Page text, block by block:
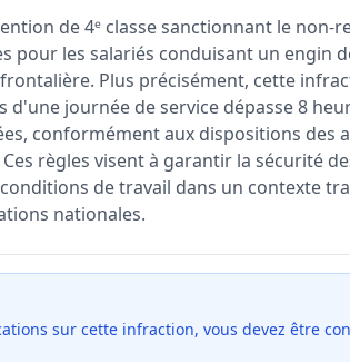
de 4ᵉ classe sanctionnant le non-
pour les salariés conduisant un engin
Plus précisément, cette
journée de service dépasse 8
conformément aux dispositions des
règles visent à garantir la sécurité
de travail dans un contexte
nationales.
sur cette infraction, vous devez être